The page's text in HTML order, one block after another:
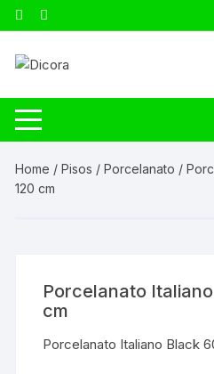
Home /Pisos /Porcelanato /
120 cm
Porcelanato
cm
Porcelanato Italiano Black